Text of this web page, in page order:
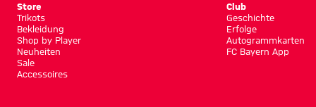
Store
Trikots
Bekleidung
Shop by Player
Neuheiten
Sale
Accessoires
Club
Geschichte
Erfolge
Autogrammkarten
FC Bayern App